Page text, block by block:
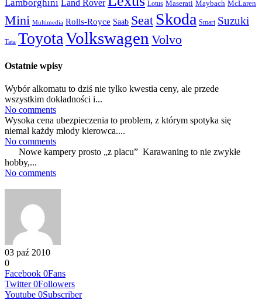
Lamborghini Land Rover Lotus Maserati Maybach McLaren
Mini Multimedia Rolls-Royce Saab Seat Skoda Smart Suzuki
Tata ToyotaVolkswagen Volvo
Ostatnie wpisy
Wybór alkomatu to dziś nie tylko kwestia ceny, ale przede
wszystkim dokładności i...
No comments
Wysoka cena ubezpieczenia to problem, z którym spotyka się
niemal każdy młody kierowca....
No comments
Nowe kampery prosto „z placu” Karawaning to nie zwykłe
hobby,...
No comments
03 paź 2010
0
Facebook 0Fans
Twitter 0Followers
Youtube 0Subscriber